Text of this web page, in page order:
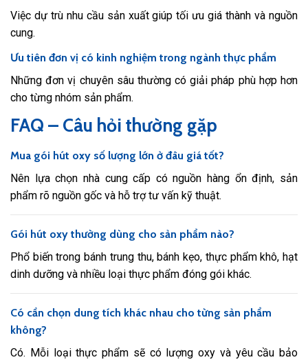
Việc dự trù nhu cầu sản xuất giúp tối ưu giá thành và nguồn
cung.
Ưu tiên đơn vị có kinh nghiệm trong ngành thực phẩm
Những đơn vị chuyên sâu thường có giải pháp phù hợp hơn
cho từng nhóm sản phẩm.
FAQ – Câu hỏi thường gặp
Mua gói hút oxy số lượng lớn ở đâu giá tốt?
Nên lựa chọn nhà cung cấp có nguồn hàng ổn định, sản
phẩm rõ nguồn gốc và hỗ trợ tư vấn kỹ thuật.
Gói hút oxy thường dùng cho sản phẩm nào?
Phổ biến trong bánh trung thu, bánh kẹo, thực phẩm khô, hạt
dinh dưỡng và nhiều loại thực phẩm đóng gói khác.
Có cần chọn dung tích khác nhau cho từng sản phẩm
không?
Có. Mỗi loại thực phẩm sẽ có lượng oxy và yêu cầu bảo